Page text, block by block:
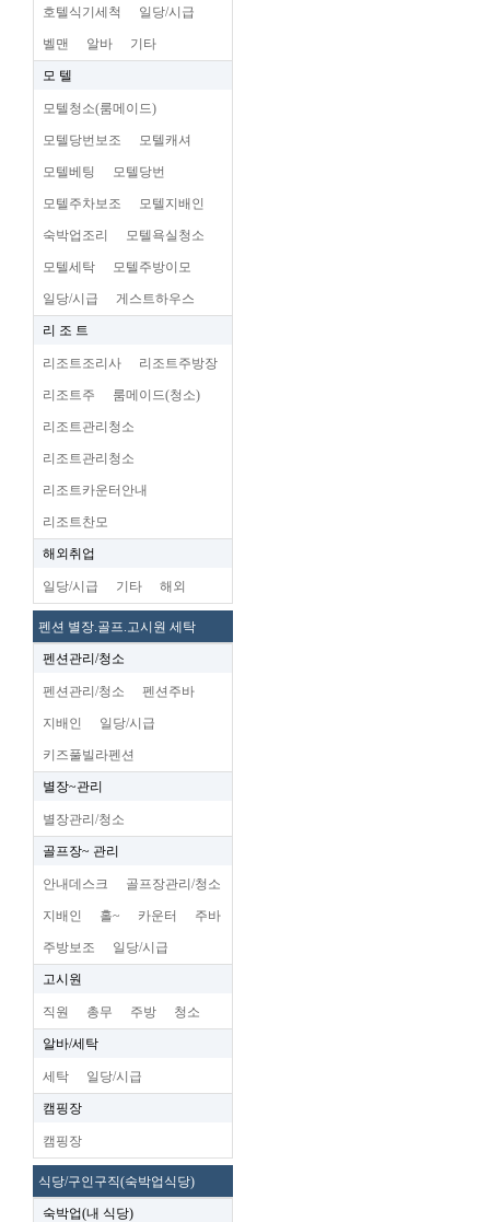
호텔식기세척 일당/시급
벨맨 알바 기타
모 텔
모텔청소(룸메이드)
모텔당번보조 모텔캐셔
모텔베팅 모텔당번
모텔주차보조 모텔지배인
숙박업조리 모텔욕실청소
모텔세탁 모텔주방이모
일당/시급 게스트하우스
리 조 트
리조트조리사 리조트주방장
리조트주 룸메이드(청소)
리조트관리청소
리조트관리청소
리조트카운터안내
리조트찬모
해외취업
일당/시급 기타 해외
펜션 별장.골프.고시원 세탁
펜션관리/청소
펜션관리/청소 펜션주바
지배인 일당/시급
키즈풀빌라펜션
별장~관리
별장관리/청소
골프장~ 관리
안내데스크 골프장관리/청소
지배인 홀~ 카운터 주바
주방보조 일당/시급
고시원
직원 총무 주방 청소
알바/세탁
세탁 일당/시급
캠핑장
캠핑장
식당/구인구직(숙박업식당)
숙박업(내 식당)